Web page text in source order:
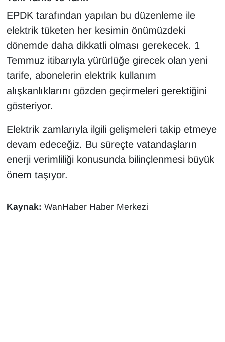
EPDK tarafından yapılan bu düzenleme ile
elektrik tüketen her kesimin önümüzdeki
dönemde daha dikkatli olması gerekecek. 1
Temmuz itibarıyla yürürlüğe girecek olan yeni
tarife, abonelerin elektrik kullanım
alışkanlıklarını gözden geçirmeleri gerektiğini
gösteriyor.
Elektrik zamlarıyla ilgili gelişmeleri takip etmeye
devam edeceğiz. Bu süreçte vatandaşların
enerji verimliliği konusunda bilinçlenmesi büyük
önem taşıyor.
Kaynak: WanHaber Haber Merkezi
ONE EKONOMİ
POLİTİKA
Resmi İlanlar
RÖPORTAJ
SAĞLIK
Seri İlan
Sinema - TV
SİYASET